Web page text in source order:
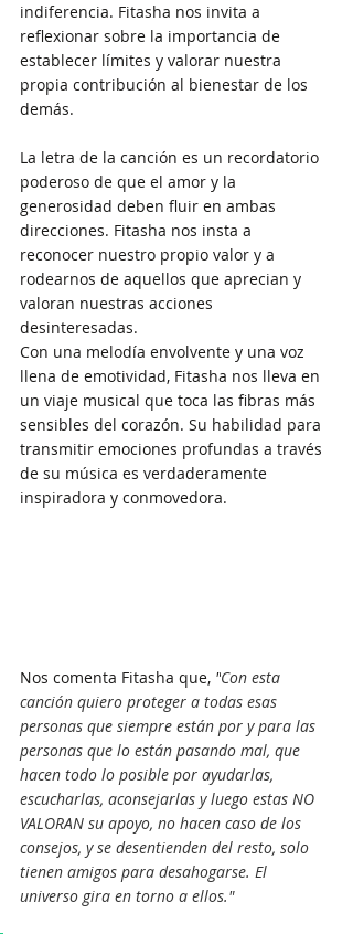
indiferencia. Fitasha nos invita a
reflexionar sobre la importancia de
establecer límites y valorar nuestra
propia contribución al bienestar de los
demás.
La letra de la canción es un recordatorio
poderoso de que el amor y la
generosidad deben fluir en ambas
direcciones. Fitasha nos insta a
reconocer nuestro propio valor y a
rodearnos de aquellos que aprecian y
valoran nuestras acciones
desinteresadas.
Con una melodía envolvente y una voz
llena de emotividad, Fitasha nos lleva en
un viaje musical que toca las fibras más
sensibles del corazón. Su habilidad para
transmitir emociones profundas a través
de su música es verdaderamente
inspiradora y conmovedora.
Nos comenta Fitasha que, "Con esta
canción quiero proteger a todas esas
personas que siempre están por y para las
personas que lo están pasando mal, que
hacen todo lo posible por ayudarlas,
escucharlas, aconsejarlas y luego estas NO
VALORAN su apoyo, no hacen caso de los
consejos, y se desentienden del resto, solo
tienen amigos para desahogarse. El
universo gira en torno a ellos."